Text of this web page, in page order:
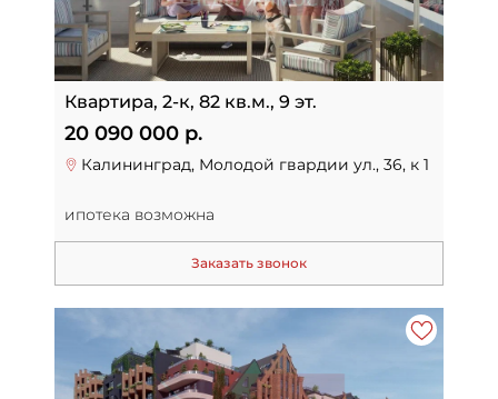
Квартира, 2-к, 82 кв.м., 9 эт.
20 090 000 р.
Калининград, Молодой гвардии ул., 36, к 1
ипотека возможна
Заказать звонок